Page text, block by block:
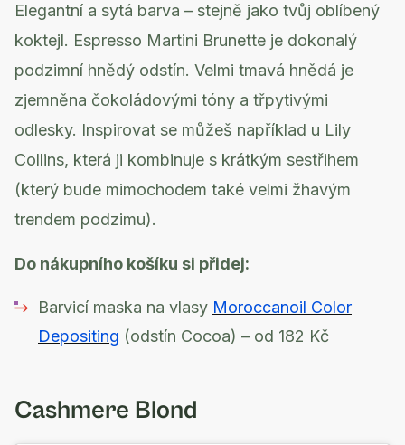
Elegantní a sytá barva – stejně jako tvůj oblíbený
koktejl. Espresso Martini Brunette je dokonalý
podzimní hnědý odstín. Velmi tmavá hnědá je
zjemněna čokoládovými tóny a třpytivými
odlesky. Inspirovat se můžeš například u Lily
Collins, která ji kombinuje s krátkým sestřihem
(který bude mimochodem také velmi žhavým
trendem podzimu).
Do nákupního košíku si přidej:
Barvicí maska na vlasy Moroccanoil Color
Depositing (odstín Cocoa) – od 182 Kč
Cashmere Blond